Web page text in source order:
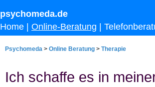
psychomeda.de
Home
Online-Beratung
Psychomeda > Online Beratung > Therapie
Ich schaffe es in